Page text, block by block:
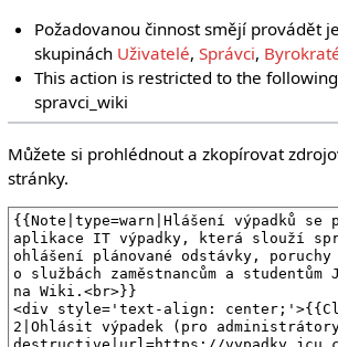
Požadovanou činnost smějí provádět
skupinách Uživatelé,Správci,
This action is restricted to the
spravci_wiki
Můžete si prohlédnout a zkopírovat
stránky.